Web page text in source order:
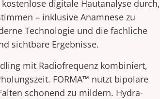
digitale Hautanalyse durch,
– inklusive Anamnese zu
Technologie und die fachliche
sichtbare Ergebnisse.
mit Radiofrequenz kombiniert,
FORMA™ nutzt bipolare
schonend zu mildern. Hydra-